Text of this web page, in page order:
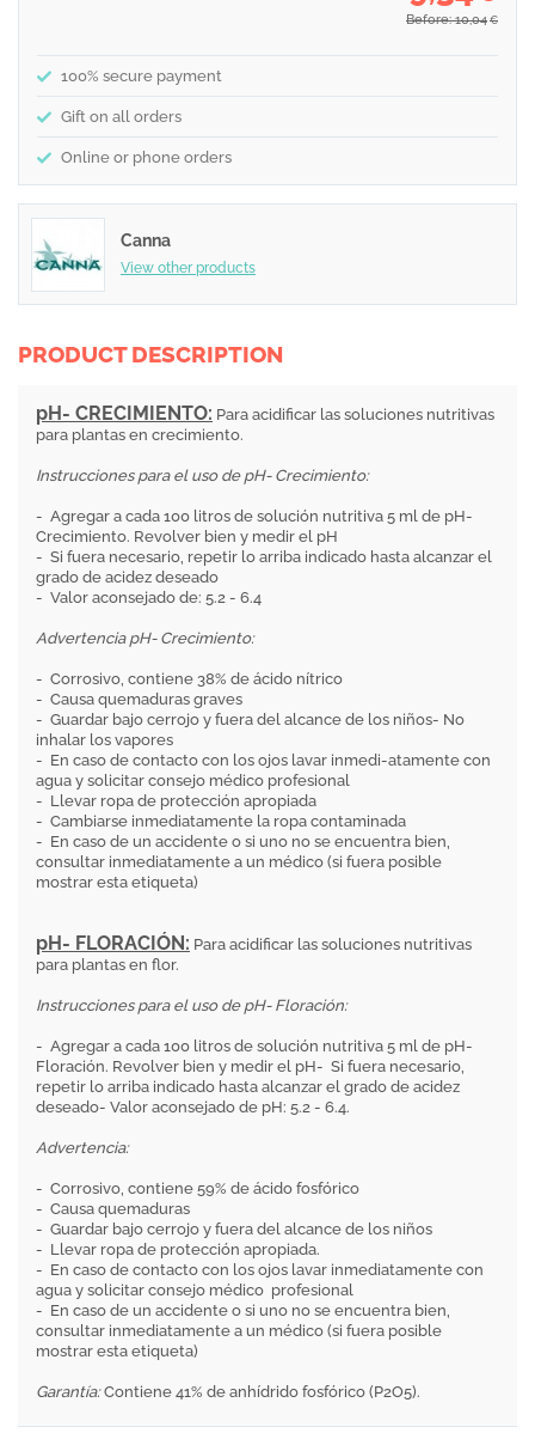
Before: 10,04 €
100% secure payment
Gift on all orders
Online or phone orders
Canna
View other products
PRODUCT DESCRIPTION
pH- CRECIMIENTO: Para acidificar las soluciones nutritivas
para plantas en crecimiento.
Instrucciones para el uso de pH- Crecimiento:
- Agregar a cada 100 litros de solución nutritiva 5 ml de pH-
Crecimiento. Revolver bien y medir el pH
- Si fuera necesario, repetir lo arriba indicado hasta alcanzar el
grado de acidez deseado
- Valor aconsejado de: 5.2 - 6.4
Advertencia pH- Crecimiento:
- Corrosivo, contiene 38% de ácido nítrico
- Causa quemaduras graves
- Guardar bajo cerrojo y fuera del alcance de los niños- No
inhalar los vapores
- En caso de contacto con los ojos lavar inmedi-atamente con
agua y solicitar consejo médico profesional
- Llevar ropa de protección apropiada
- Cambiarse inmediatamente la ropa contaminada
- En caso de un accidente o si uno no se encuentra bien,
consultar inmediatamente a un médico (si fuera posible
mostrar esta etiqueta)
pH- FLORACIÓN: Para acidificar las soluciones nutritivas
para plantas en flor.
Instrucciones para el uso de pH- Floración:
- Agregar a cada 100 litros de solución nutritiva 5 ml de pH-
Floración. Revolver bien y medir el pH- Si fuera necesario,
repetir lo arriba indicado hasta alcanzar el grado de acidez
deseado- Valor aconsejado de pH: 5.2 - 6.4.
Advertencia:
- Corrosivo, contiene 59% de ácido fosfórico
- Causa quemaduras
- Guardar bajo cerrojo y fuera del alcance de los niños
- Llevar ropa de protección apropiada.
- En caso de contacto con los ojos lavar inmediatamente con
agua y solicitar consejo médico profesional
- En caso de un accidente o si uno no se encuentra bien,
consultar inmediatamente a un médico (si fuera posible
mostrar esta etiqueta)
Garantía:Contiene 41% de anhídrido fosfórico (P2O5).